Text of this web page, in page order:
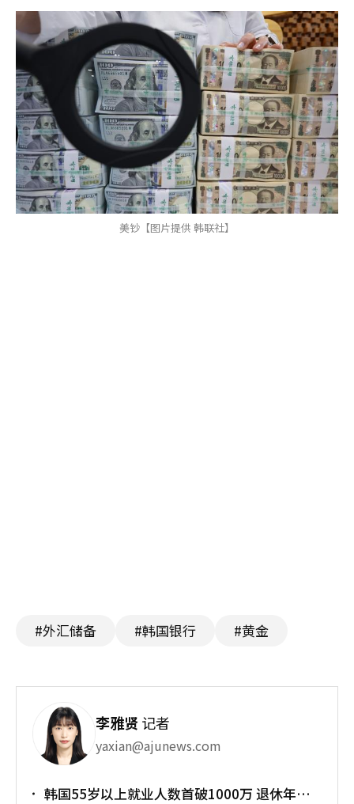
美钞【图片提供 韩联社】
#外汇储备 #韩国银行 #黄金
李雅贤记者
yaxian@ajunews.com
韩国55岁以上就业人数首破1000万 退休年龄